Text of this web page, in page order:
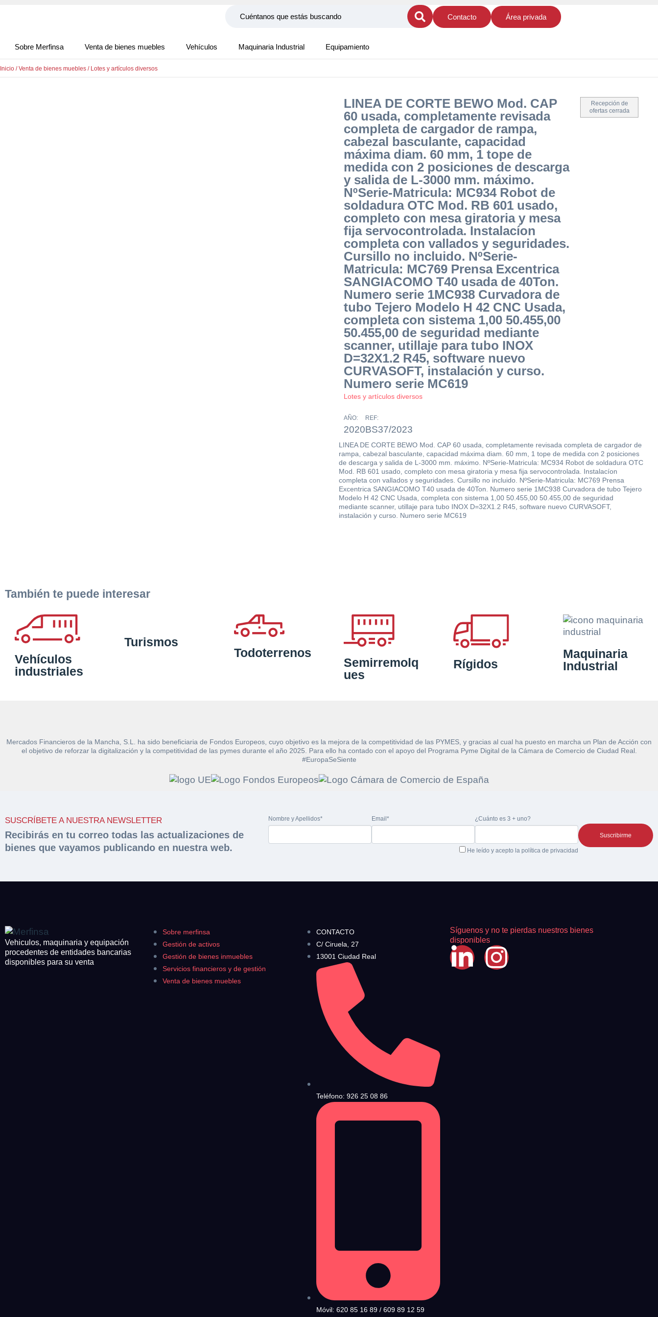
Contacto Área privada
Sobre Merfinsa Venta de bienes muebles Vehículos Maquinaria Industrial Equipamiento
Inicio /Venta de bienes muebles / Lotes y artículos diversos
LINEA DE CORTE BEWO Mod. CAP
60 usada, completamente revisada
completa de cargador de rampa,
cabezal basculante, capacidad
máxima diam. 60 mm, 1 tope de
medida con 2 posiciones de descarga
y salida de L-3000 mm. máximo.
NºSerie-Matricula: MC934 Robot de
soldadura OTC Mod. RB 601 usado,
completo con mesa giratoria y mesa
fija servocontrolada. Instalacíon
completa con vallados y seguridades.
Cursillo no incluido. NºSerie-
Matricula: MC769 Prensa Excentrica
SANGIACOMO T40 usada de 40Ton.
Numero serie 1MC938 Curvadora de
tubo Tejero Modelo H 42 CNC Usada,
completa con sistema 1,00 50.455,00
50.455,00 de seguridad mediante
scanner, utillaje para tubo INOX
D=32X1.2 R45, software nuevo
CURVASOFT, instalación y curso.
Numero serie MC619
Lotes y artículos diversos
Recepción de
ofertas cerrada
AÑO:
2020
REF:
BS37/2023
LINEA DE CORTE BEWO Mod. CAP 60 usada, completamente revisada completa de cargador de
rampa, cabezal basculante, capacidad máxima diam. 60 mm, 1 tope de medida con 2 posiciones
de descarga y salida de L-3000 mm. máximo. NºSerie-Matricula: MC934 Robot de soldadura OTC
Mod. RB 601 usado, completo con mesa giratoria y mesa fija servocontrolada. Instalacíon
completa con vallados y seguridades. Cursillo no incluido. NºSerie-Matricula: MC769 Prensa
Excentrica SANGIACOMO T40 usada de 40Ton. Numero serie 1MC938 Curvadora de tubo Tejero
Modelo H 42 CNC Usada, completa con sistema 1,00 50.455,00 50.455,00 de seguridad
mediante scanner, utillaje para tubo INOX D=32X1.2 R45, software nuevo CURVASOFT,
instalación y curso. Numero serie MC619
También te puede interesar
Vehículos
industriales
Turismos
Todoterrenos
Semirremolq
ues
Rígidos
Maquinaria
Industrial
Mercados Financieros de la Mancha, S.L. ha sido beneficiaria de Fondos Europeos, cuyo objetivo es la mejora de la competitividad de las PYMES, y gracias al cual ha puesto en marcha un Plan de Acción con
el objetivo de reforzar la digitalización y la competitividad de las pymes durante el año 2025. Para ello ha contado con el apoyo del Programa Pyme Digital de la Cámara de Comercio de Ciudad Real.
#EuropaSeSiente
SUSCRÍBETE A NUESTRA NEWSLETTER
Recibirás en tu correo todas las actualizaciones de
bienes que vayamos publicando en nuestra web.
Nombre y Apellidos* Email* ¿Cuánto es 3 + uno?
He leído y acepto la política de privacidad
Vehiculos, maquinaria y equipación
procedentes de entidades bancarias
disponibles para su venta
Sobre merfinsa
Gestión de activos
Gestión de bienes inmuebles
Servicios financieros y de gestión
Venta de bienes muebles
CONTACTO
C/ Ciruela, 27
13001 Ciudad Real
Teléfono: 926 25 08 86
Móvil: 620 85 16 89 / 609 89 12 59
Síguenos y no te pierdas nuestros bienes
disponibles
Solicitar documentación sobre la
peritación
Rellene este formulario y recibirá en su email el enlace para descargar la
Acepto laPolítica de Privacidad
Hacer Oferta
CIF/DNI Ofertante*
Acepto la Política de Privacidad y las Condiciones de Uso.
Antes de enviar lee lasCondiciones de Uso , y a continuación confirma que estás de acuerdo con ambas.
Vehículos
Equipamiento